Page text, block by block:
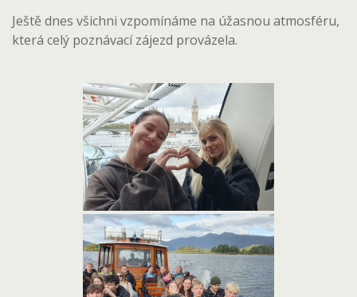
Ještě dnes všichni vzpomínáme na úžasnou atmosféru,
která celý poznávací zájezd provázela.